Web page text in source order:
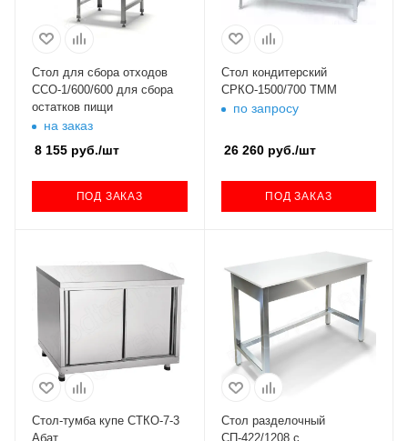
Стол для сбора отходов
ССО-1/600/600 для сбора
остатков пищи
на заказ
8 155 руб./шт
ПОД ЗАКАЗ
Стол кондитерский
СРКО-1500/700 ТММ
по запросу
26 260руб./шт
ПОД ЗАКАЗ
Стол-тумба купе СТКО-7-3
Абат
Стол разделочный
СП-422/1208 с